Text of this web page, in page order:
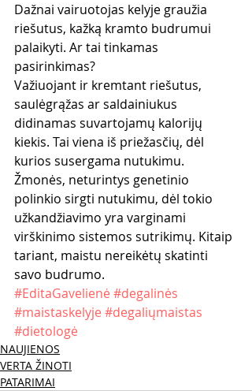
Dažnai vairuotojas kelyje graužia
riešutus, kažką kramto budrumui
palaikyti. Ar tai tinkamas
pasirinkimas?
Važiuojant ir kremtant riešutus,
saulėgrąžas ar saldainiukus
didinamas suvartojamų kalorijų
kiekis. Tai viena iš priežasčių, dėl
kurios susergama nutukimu.
Žmonės, neturintys genetinio
polinkio sirgti nutukimu, dėl tokio
užkandžiavimo yra varginami
virškinimo sistemos sutrikimų. Kitaip
tariant, maistu nereikėtų skatinti
savo budrumo.
#EditaGavelienė #degalinės
#maistaskelyje #degaliųmaistas
#dietologė
NAUJIENOS
VERTA ŽINOTI
PATARIMAI